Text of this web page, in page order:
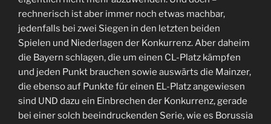
rechnerisch ist aber immer noch etwas machbar,
jedenfalls bei zwei Siegen in den letzten beiden
Spielen und Niederlagen der Konkurrenz. Aber daheim
die Bayern schlagen, die um einen CL-Platz kämpfen
und jeden Punkt brauchen sowie auswärts die Mainzer,
die ebenso auf Punkte für einen EL-Platz angewiesen
sind UND dazu ein Einbrechen der Konkurrenz, gerade
bei einer solch beeindruckenden Serie, wie es Borussia